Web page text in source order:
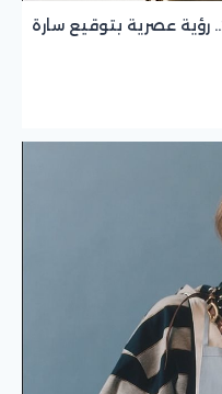
إكسسوارات جيفنشي شتاء 2026.. رؤية عصرية بتوقيع سارة